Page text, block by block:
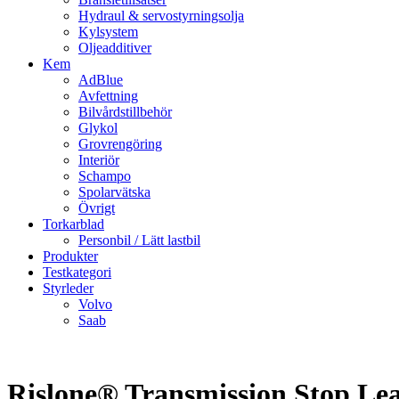
Hydraul & servostyrningsolja
Kylsystem
Oljeadditiver
Kem
AdBlue
Avfettning
Bilvårdstillbehör
Glykol
Grovrengöring
Interiör
Schampo
Spolarvätska
Övrigt
Torkarblad
Personbil / Lätt lastbil
Produkter
Testkategori
Styrleder
Volvo
Saab